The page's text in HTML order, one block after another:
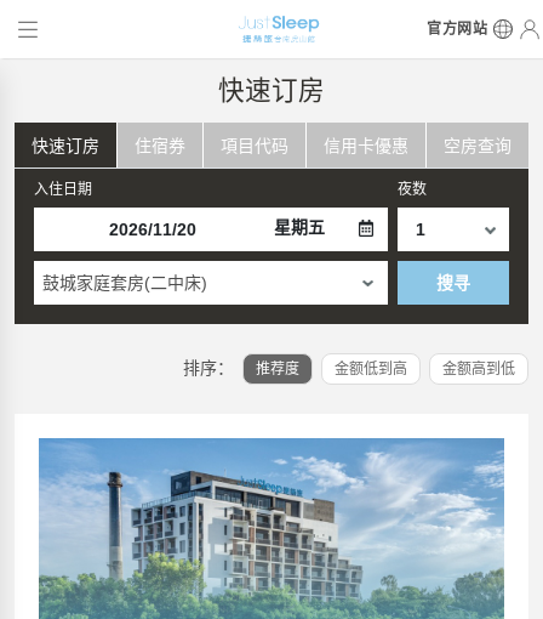
官方网站
快速订房
快速订房 住宿券 項目代码 信用卡優惠 空房查询
入住日期
星期五
夜数
鼓城家庭套房(二中床) 搜寻
排序： 推荐度 金额低到高 金额高到低